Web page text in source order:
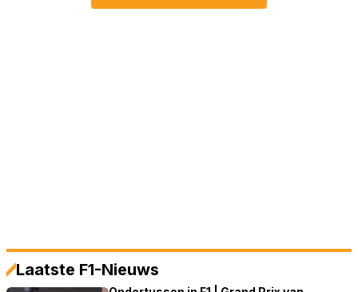
Laatste F1-Nieuws